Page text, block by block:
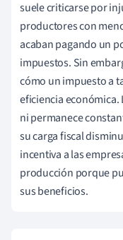
suele criticarse por
productores con
acaban pagando un
impuestos. Sin
cómo un impuesto a
eficiencia económica.
ni permanece
su carga fiscal
incentiva a las
producción porque
sus beneficios.